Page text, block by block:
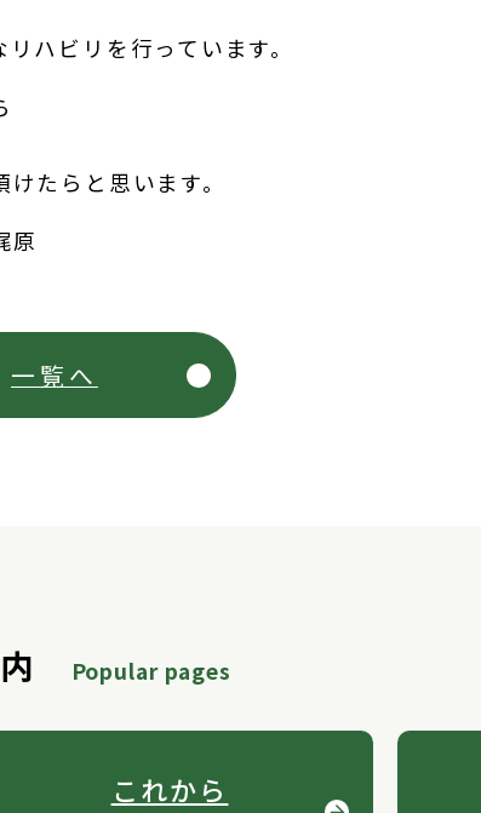
ハビリを行っています。
たらと思います。
原
一覧へ
Popular pages
これから